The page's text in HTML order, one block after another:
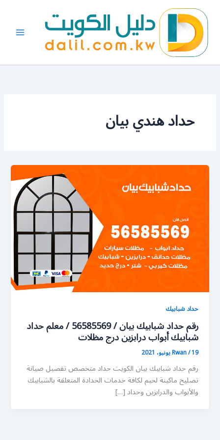
المحتوى
حداد هندي بيان
حداد شبابيك
رقم حداد شبابيك بيان / 56585569 / معلم حداد
شبابيك أبواب درابزين درج مظلات
Rwan/19 يونيو، 2021
رقم حداد شبابيك بيان الكويت حداد متخصص تفصيل صيانة
تصليح ماكينة لحيم لكافة خدمات الحدادة المتعلقة بالشبابيك
والأبواب والدرابزين وحداد […]